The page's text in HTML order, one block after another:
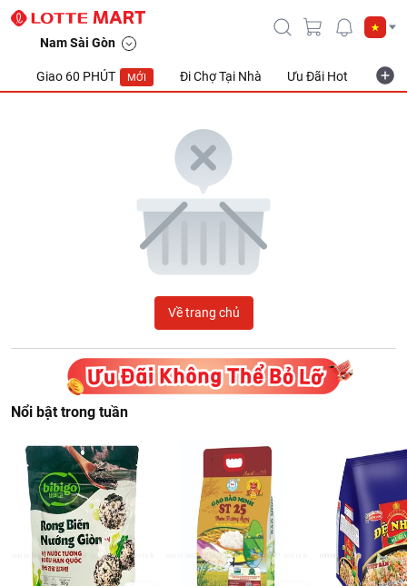
Nam Sài Gòn
Giao 60 PHÚT MỚI Đi Chợ Tại Nhà Ưu Đãi Hot
Về trang chủ
Nổi bật trong tuần
LOTTE Mart Viet Nam